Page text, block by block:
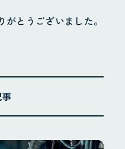
とうございました。